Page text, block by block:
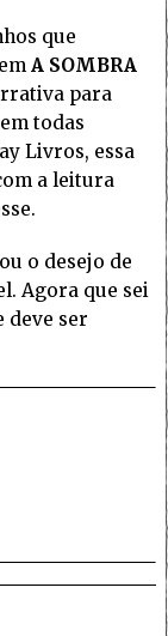
que
A SOMBRA
para
todas
Livros, essa
a leitura
o desejo de
Agora que sei
deve ser